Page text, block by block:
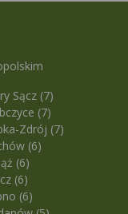
Sącz (7)
(7)
Zdrój (7)
(6)
(6)
(6)
(6)